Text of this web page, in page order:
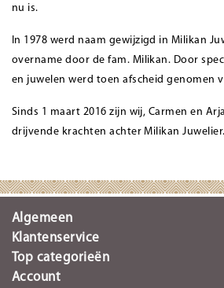
nu is.
In 1978 werd naam gewijzigd in Milikan
overname door de fam. Milikan. Door
en juwelen werd toen afscheid genomen
Sinds 1 maart 2016 zijn wij, Carmen en
drijvende krachten achter Milikan Juwelier.
Algemeen
Klantenservice
Top categorieën
Account